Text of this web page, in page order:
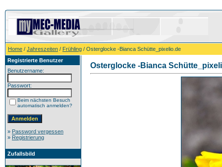
Home / Jahreszeiten / Frühling / Osterglocke -Bianca Schütte_pixelio.de
Registrierte Benutzer
Benutzername:
Passwort:
Beim nächsten Besuch
automatisch anmelden?
» Password vergessen
» Registrierung
Zufallsbild
Osterglocke -Bianca